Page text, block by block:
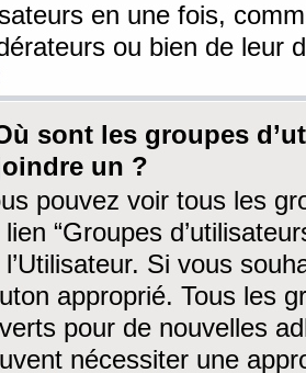
en une fois,
ou bien de leur
sont les groupes
un ?
pouvez voir tous les
lien “Groupes
l’Utilisateur. Si vous
approprié. Tous les
pour de nouvelles
nécessiter une